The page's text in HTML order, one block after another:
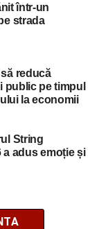
într-un
strada
reducă
public pe timpul
la economii
String
adus emoție și